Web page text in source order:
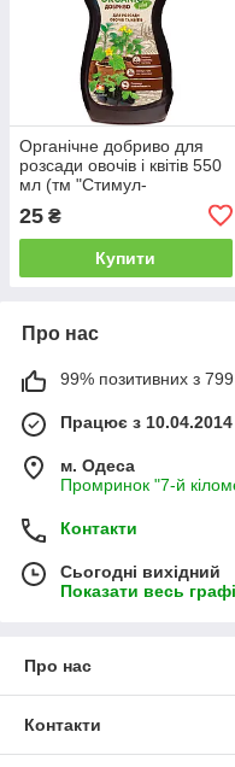
Органічне добриво для
розсади овочів і квітів 550
мл (тм "Стимул-
25 ₴
Купити
Про нас
99% позитивних з 799
Працює з 10.04.2014
м. Одеса
Промринок "7-й
Контакти
Сьогодні вихідний
Показати весь
Про нас
Контакти